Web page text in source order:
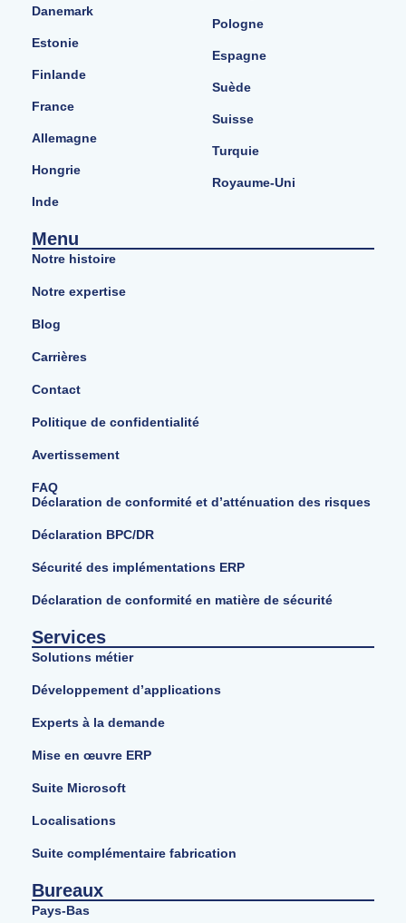
Danemark
Estonie
Finlande
France
Allemagne
Hongrie
Inde
Pologne
Espagne
Suède
Suisse
Turquie
Royaume-Uni
Menu
Notre histoire
Notre expertise
Blog
Carrières
Contact
Politique de confidentialité
Avertissement
FAQ
Déclaration de conformité et d’atténuation des risques
Déclaration BPC/DR
Sécurité des implémentations ERP
Déclaration de conformité en matière de sécurité
Services
Solutions métier
Développement d’applications
Experts à la demande
Mise en œuvre ERP
Suite Microsoft
Localisations
Suite complémentaire fabrication
Bureaux
Pays-Bas